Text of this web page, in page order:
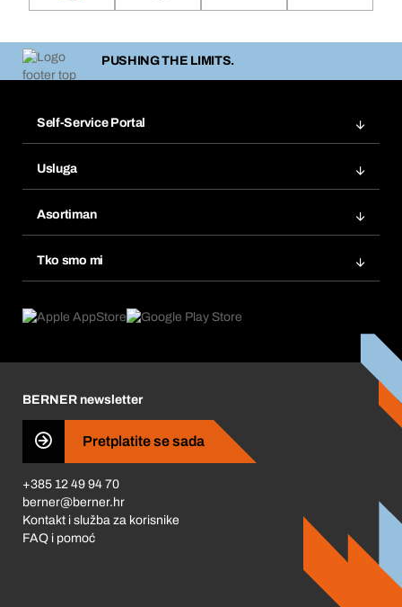
PUSHING THE LIMITS.
Self-Service Portal
Popisi želja
Ponovno naručivanje
Pretplate
Usluga
Tražitelji proizvoda
Asortiman
Tko smo mi
Što nas pokreće
Business Conduct
BERNER newsletter
Pretplatite se sada
+385 12 49 94 70
berner@berner.hr
Kontakt i služba za korisnike
FAQ i pomoć